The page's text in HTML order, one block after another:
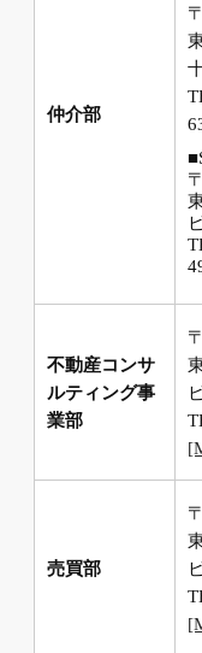
仲介部
不動産コンサ
ルティング事
業部
売買部